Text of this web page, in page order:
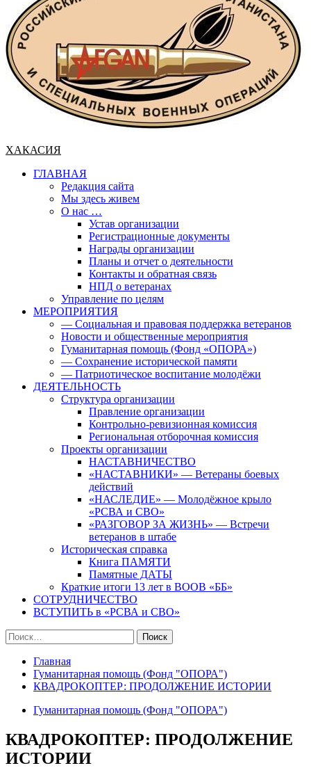
ХАКАСИЯ
ГЛАВНАЯ
Редакция сайта
Мы здесь живем
О нас …
Устав организации
Регистрационные документы
Награды организации
Планы и отчет о деятельности
Контакты и обратная связь
НПД о ветеранах
Управление по целям
МЕРОПРИЯТИЯ
— Социальная и правовая поддержка ветеранов
Новости и общественные мероприятия
Гуманитарная помощь (Фонд «ОПОРА»)
— Сохранение исторической памяти
— Патриотическое воспитание молодёжи
ДЕЯТЕЛЬНОСТЬ
Структура организации
Правление организации
Контрольно-ревизионная комиссия
Региональная отборочная комиссия
Проекты организации
НАСТАВНИЧЕСТВО
«НАСТАВНИКИ» — Ветераны боевых
действий
«НАСЛЕДИЕ» — Молодёжное крыло
«РСВА и СВО»
«РАЗГОВОР ЗА ЖИЗНЬ» — Встречи
ветеранов в штабе
Историческая справка
Книга ПАМЯТИ
Памятные ДАТЫ
Краткие итоги 13 лет в ВООВ «ББ»
СОТРУДНИЧЕСТВО
ВСТУПИТЬ в «РСВА и СВО»
Найти:
Главная
Гуманитарная помощь (Фонд "ОПОРА")
КВАДРОКОПТЕР: ПРОДОЛЖЕНИЕ ИСТОРИИ
Гуманитарная помощь (Фонд "ОПОРА")
КВАДРОКОПТЕР: ПРОДОЛЖЕНИЕ
ИСТОРИИ